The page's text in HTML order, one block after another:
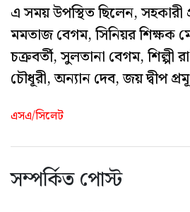
এ সময় উপস্থিত ছিলেন, সহকারী
মমতাজ বেগম, সিনিয়র শিক্ষক
চক্রবর্তী, সুলতানা বেগম, শিল্পী
চৌধূরী, অন্যান দেব, জয় দ্বীপ
এসএ/সিলেট
সম্পর্কিত পোস্ট